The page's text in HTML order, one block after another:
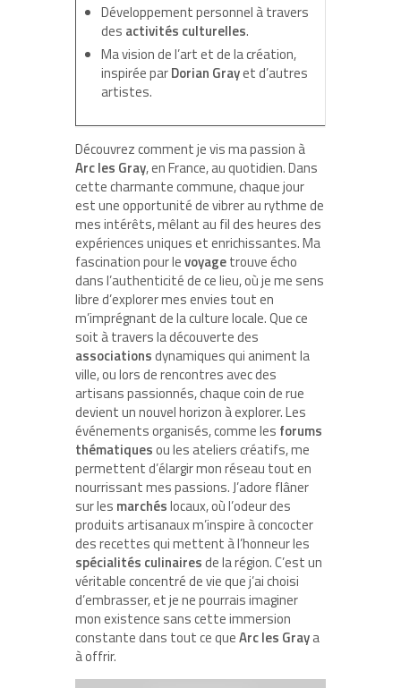
Développement personnel à travers
des activités culturelles.
Ma vision de l’art et de la création,
inspirée parDorian Grayet d’autres
artistes.
Découvrez comment je vis ma passion à
Arc les Gray, en France, au quotidien. Dans
cette charmante commune, chaque jour
est une opportunité de vibrer au rythme de
mes intérêts, mêlant au fil des heures des
expériences uniques et enrichissantes. Ma
fascination pour levoyagetrouve écho
dans l’authenticité de ce lieu, où je me sens
libre d’explorer mes envies tout en
m’imprégnant de la culture locale. Que ce
soit à travers la découverte des
associationsdynamiques qui animent la
ville, ou lors de rencontres avec des
artisans passionnés, chaque coin de rue
devient un nouvel horizon à explorer. Les
événements organisés, comme les forums
thématiquesou les ateliers créatifs, me
permettent d’élargir mon réseau tout en
nourrissant mes passions. J’adore flâner
sur les marchéslocaux, où l’odeur des
produits artisanaux m’inspire à concocter
des recettes qui mettent à l’honneur les
spécialités culinairesde la région. C’est un
véritable concentré de vie que j’ai choisi
d’embrasser, et je ne pourrais imaginer
mon existence sans cette immersion
constante dans tout ce queArc les Graya
à offrir.